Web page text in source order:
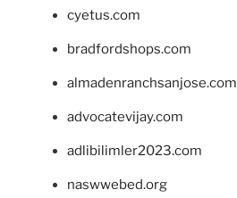
cyetus.com
bradfordshops.com
almadenranchsanjose.com
advocatevijay.com
adlibilimler2023.com
naswwebed.org